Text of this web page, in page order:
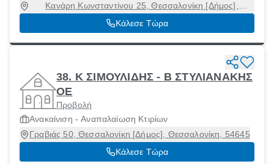
Κανάρη Κωνσταντίνου 25, Θεσσαλονίκη [Δήμος],
Θεσσαλονίκη, 54644
Κάλεσε Τώρα
38. Κ ΣΙΜΟΥΛΙΔΗΣ - Β ΣΤΥΛΙΑΝΑΚΗΣ
ΟΕ
Προβολή
Ανακαίνιση - Αναπαλαίωση Κτιρίων
Γραβιάς 50, Θεσσαλονίκη [Δήμος], Θεσσαλονίκη, 54645
Κάλεσε Τώρα